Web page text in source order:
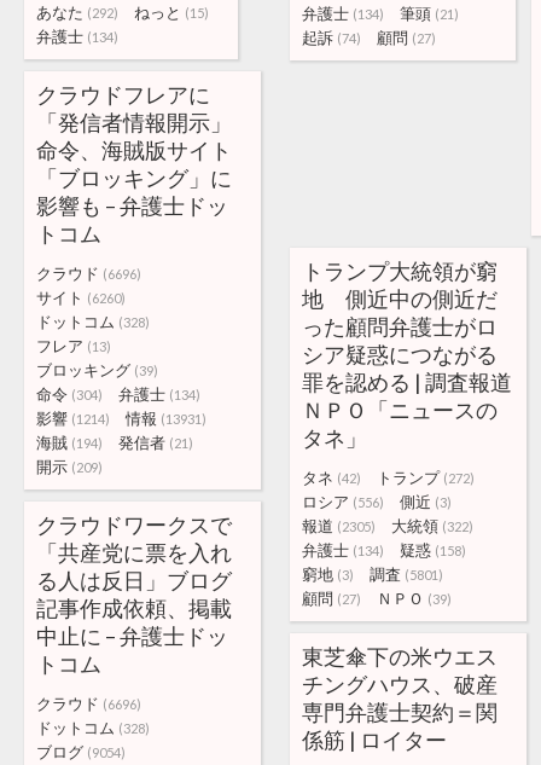
弁護士 (134) 筆頭 (21)
起訴 (74) 顧問 (27)
あなた (292) ねっと (15)
弁護士 (134)
クラウドフレアに
「発信者情報開示」
命令、海賊版サイト
「ブロッキング」に
影響も – 弁護士ドッ
トコム
クラウド (6696)
サイト (6260)
ドットコム (328)
フレア (13)
ブロッキング (39)
命令 (304) 弁護士 (134)
影響 (1214) 情報 (13931)
海賊 (194) 発信者 (21)
開示 (209)
トランプ大統領が窮
地 側近中の側近だ
った顧問弁護士がロ
シア疑惑につながる
罪を認める | 調査報道
ＮＰＯ「ニュースの
タネ」
タネ (42) トランプ (272)
ロシア (556) 側近 (3)
報道 (2305) 大統領 (322)
弁護士 (134) 疑惑 (158)
窮地 (3) 調査 (5801)
顧問 (27) ＮＰＯ (39)
クラウドワークスで
「共産党に票を入れ
る人は反日」ブログ
記事作成依頼、掲載
中止に – 弁護士ドッ
トコム
クラウド (6696)
ドットコム (328)
ブログ (9054)
東芝傘下の米ウエス
チングハウス、破産
専門弁護士契約＝関
係筋 | ロイター